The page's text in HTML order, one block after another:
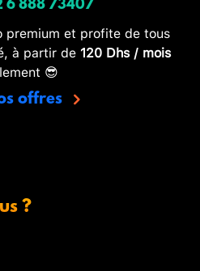
6 888 73407
premium et profite de tous
à partir de 120 Dhs / mois
😎
offres
?